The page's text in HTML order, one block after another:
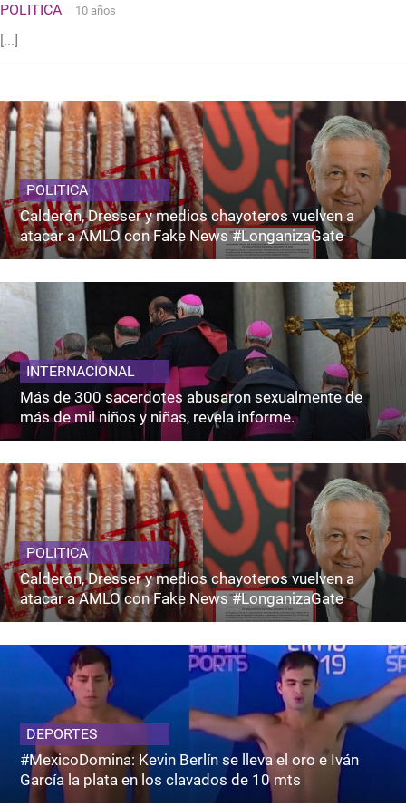
POLITICA 10 años
[...]
POLITICA
Calderón, Dresser y medios chayoteros vuelven a
atacar a AMLO con Fake News #LonganizaGate
INTERNACIONAL
Más de 300 sacerdotes abusaron sexualmente de
más de mil niños y niñas, revela informe.
POLITICA
Calderón, Dresser y medios chayoteros vuelven a
atacar a AMLO con Fake News #LonganizaGate
DEPORTES
#MexicoDomina: Kevin Berlín se lleva el oro e Iván
García la plata en los clavados de 10 mts